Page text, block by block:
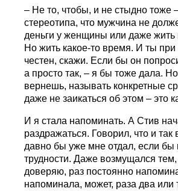
– Не то, чтобы, и не стыдно тоже
стереотипа, что мужчина не
деньги у женщины или даже жить
Но жить какое-то время. И ты при
честен, скажи. Если бы он
а просто так, – я бы тоже дала.
вернешь, называть конкретные
даже не заикаться об этом – это
И я стала напоминать. А Стив
раздражаться. Говорил, что и так
давно бы уже мне отдал, если
трудности. Даже возмущался
доверяю, раз постоянно
напоминала, может, раза два или